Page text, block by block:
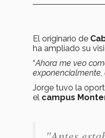
El originario de
ha ampliado su
“Ahora me veo
exponencialmente,
Jorge tuvo la
el campus